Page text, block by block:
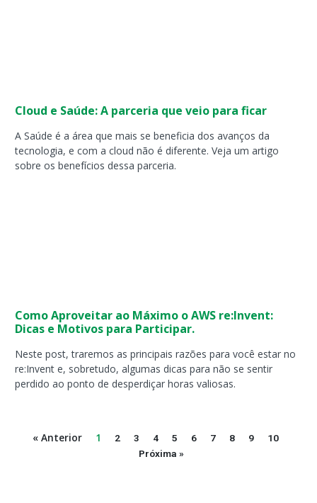
Cloud e Saúde: A parceria que veio para ficar
A Saúde é a área que mais se beneficia dos avanços da
tecnologia, e com a cloud não é diferente. Veja um artigo
sobre os benefícios dessa parceria.
Como Aproveitar ao Máximo o AWS re:Invent:
Dicas e Motivos para Participar.
Neste post, traremos as principais razões para você estar no
re:Invent e, sobretudo, algumas dicas para não se sentir
perdido ao ponto de desperdiçar horas valiosas.
« Anterior 1 2 3 4 5 6 7 8 9
10
Próxima »